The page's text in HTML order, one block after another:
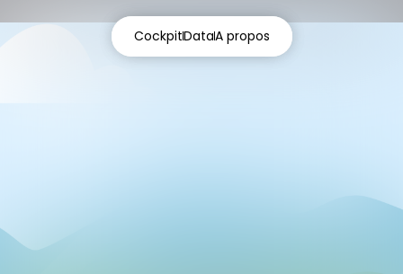
CockpitDataA propos
CockpitDataA propos